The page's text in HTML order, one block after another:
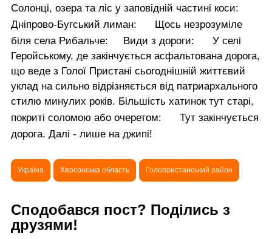
Солонці, озера та ліс у заповідній частині коси:
Дніпрово-Бугський лиман:
Щось незрозуміле
біля села Рибальче:
Види з дороги:
У селі
Геройському, де закінчується асфальтована дорога,
що веде з Голої Пристані сьогоднішній життєвий
уклад на сильно відрізняється від патриархального
стилю минулих років. Більшість хатинок тут старі,
покриті соломою або очеретом:
Тут закінчується
дорога. Далі - лише на джипі!
Україна Херсонська область Голопристанський район
Сподобався пост? Поділись з
друзями!